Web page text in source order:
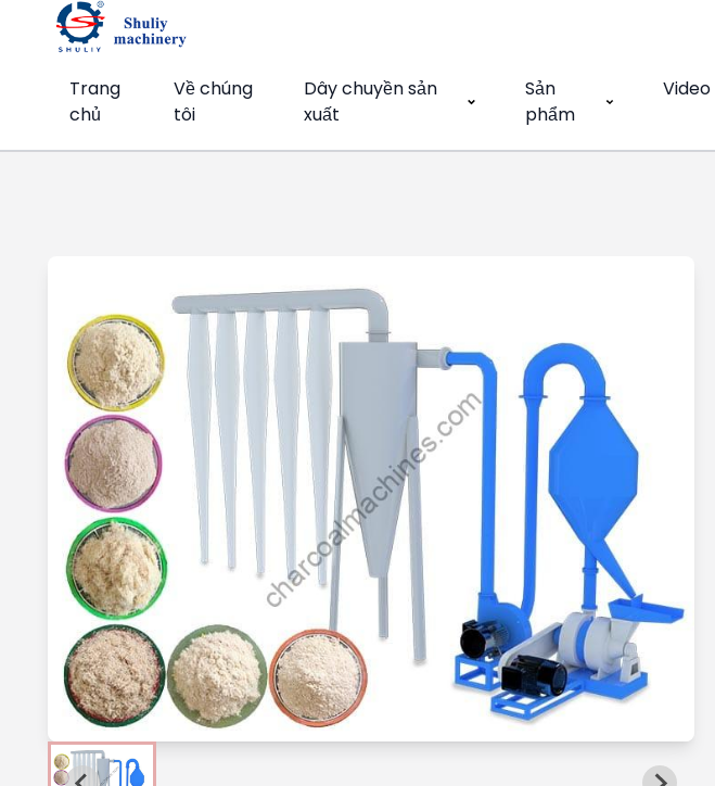
Trang
chủ
Về chúng
tôi
Dây chuyền sản
xuất
Sản
phẩm
Video